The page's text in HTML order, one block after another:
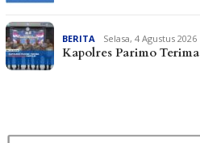
BERITA Selasa, 4 Agustus 2026
Kapolres Parimo